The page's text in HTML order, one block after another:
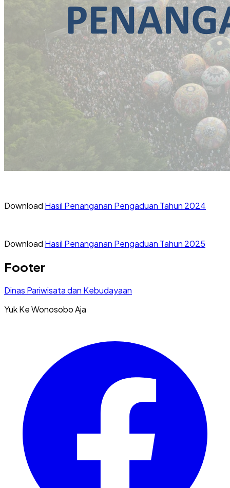
Download Hasil Penanganan Pengaduan Tahun 2024
Download Hasil Penanganan Pengaduan Tahun 2025
Footer
Dinas Pariwisata dan Kebudayaan
Yuk Ke Wonosobo Aja